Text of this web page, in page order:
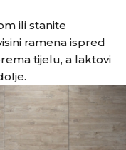
ili stanite
ramena ispred
tijelu, a laktovi